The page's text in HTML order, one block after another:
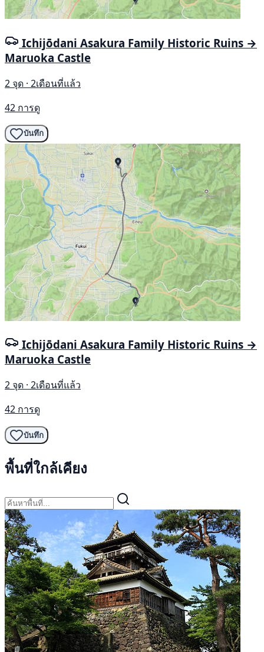
Ichijōdani Asakura Family Historic Ruins →
Maruoka Castle
2 จุด · 2เดือนที่แล้ว
42 การดู
บันทึก
Ichijōdani Asakura Family Historic Ruins →
Maruoka Castle
2 จุด · 2เดือนที่แล้ว
42 การดู
บันทึก
พื้นที่ใกล้เคียง